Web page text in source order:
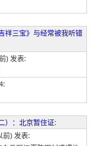
祥三宝》与经常被我听错
) 发表:
）：北京暂住证:
) 发表: